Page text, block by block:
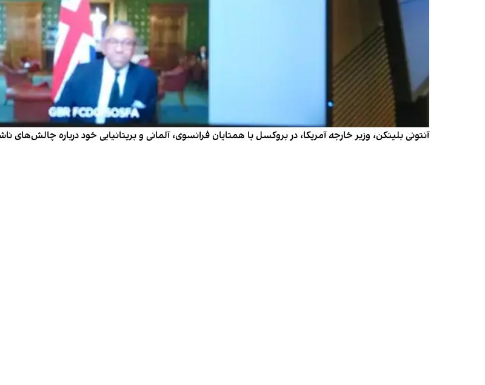
آنتونی بلینکن، وزیر خارجه آمریکا، در بروکسل با همتایان فرانسوی، آلمانی و بریتانیایی خود درباره چالش‌های